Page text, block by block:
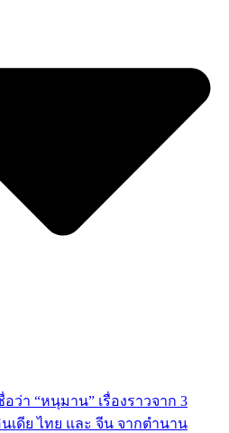
ว่า “หนุมาน” เรื่องราวจาก 3
เดีย ไทย และ จีน จากตำนาน